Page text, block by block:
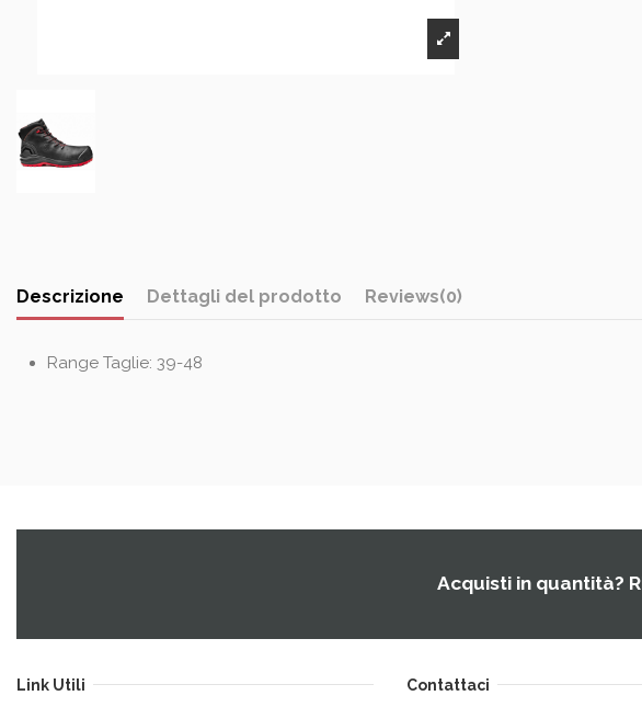
Descrizione Dettagli del prodotto Reviews(0)
Range Taglie: 39-48
Acquisti in quantità?
Link Utili Contattaci